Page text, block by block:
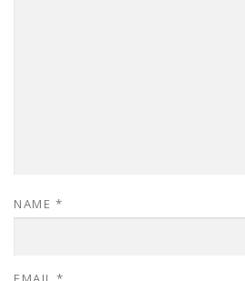
NAME *